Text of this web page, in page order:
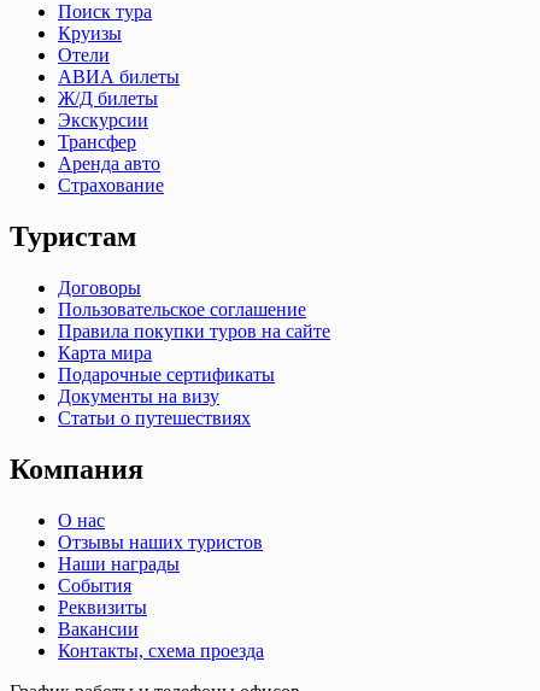
Поиск тура
Круизы
Отели
АВИА билеты
Ж/Д билеты
Экскурсии
Трансфер
Аренда авто
Страхование
Туристам
Договоры
Пользовательское соглашение
Правила покупки туров на сайте
Карта мира
Подарочные сертификаты
Документы на визу
Статьи о путешествиях
Компания
О нас
Отзывы наших туристов
Наши награды
События
Реквизиты
Вакансии
Контакты, схема проезда